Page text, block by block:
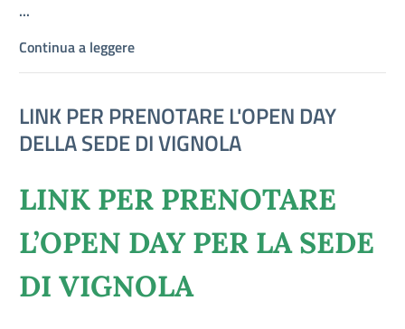
...
Continua a leggere
LINK PER PRENOTARE L'OPEN DAY
DELLA SEDE DI VIGNOLA
LINK PER PRENOTARE
L’OPEN DAY PER LA SEDE
DI VIGNOLA